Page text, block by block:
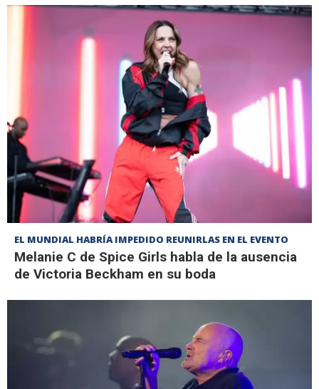
EL MUNDIAL HABRÍA IMPEDIDO REUNIRLAS EN EL EVENTO
Melanie C de Spice Girls habla de la ausencia
de Victoria Beckham en su boda